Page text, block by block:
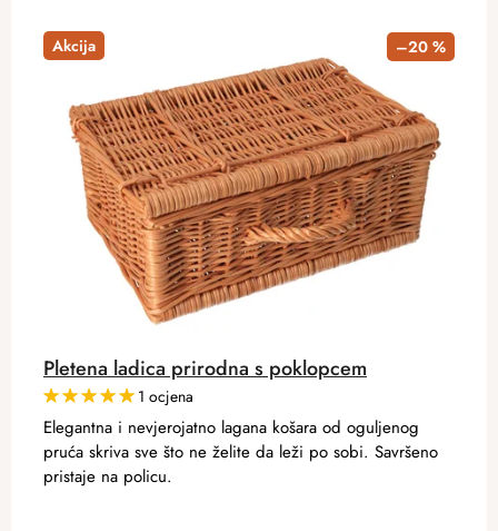
Akcija –20 %
Pletena ladica prirodna s poklopcem
1 ocjena
Elegantna i nevjerojatno lagana košara od oguljenog
pruća skriva sve što ne želite da leži po sobi. Savršeno
pristaje na policu.